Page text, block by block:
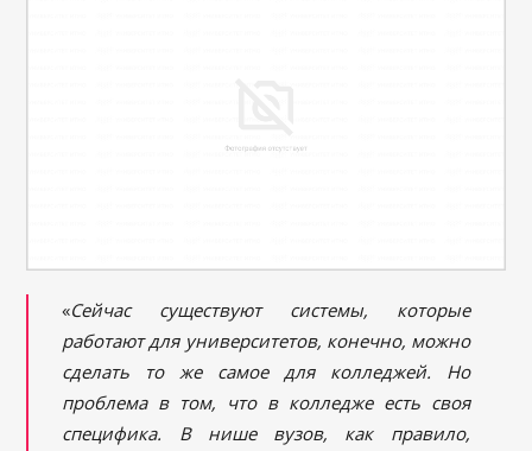
«Сейчас существуют системы, которые
работают для университетов, конечно, можно
сделать то же самое для колледжей. Но
проблема в том, что в колледже есть своя
специфика. В нише вузов, как правило,